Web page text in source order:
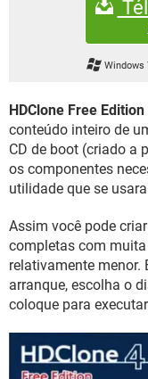
GUIA DE COMPRAS
INSTAGRAM
GUIA DE COMPRAS
Windows
HDClone Free Edition
conteúdo inteiro de
CD de boot (criado a
os componentes
utilidade que se
Assim você pode
completas com
relativamente menor.
arranque, escolha o
coloque para